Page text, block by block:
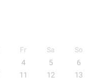
Fr Sa So
4 5
6
11 12
13